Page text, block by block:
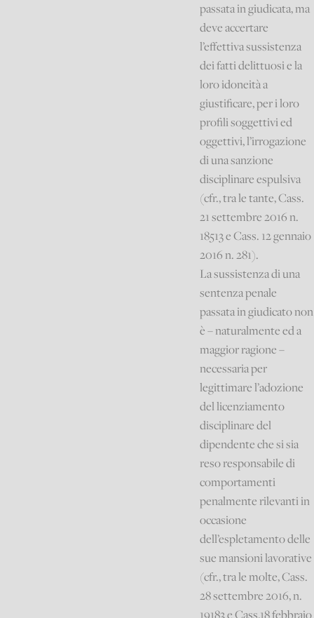
passata in giudicata, ma
deve accertare
l’effettiva sussistenza
dei fatti delittuosi e la
loro idoneità a
giustificare, per i loro
profili soggettivi ed
oggettivi, l’irrogazione
di una sanzione
disciplinare espulsiva
(cfr., tra le tante, Cass.
21 settembre 2016 n.
18513 e Cass. 12 gennaio
2016 n. 281).
La sussistenza di una
sentenza penale
passata in giudicato non
è – naturalmente ed a
maggior ragione –
necessaria per
legittimare l’adozione
del licenziamento
disciplinare del
dipendente che si sia
reso responsabile di
comportamenti
penalmente rilevanti in
occasione
dell’espletamento delle
sue mansioni lavorative
(cfr., tra le molte, Cass.
28 settembre 2016, n.
19183 e Cass.18 febbraio